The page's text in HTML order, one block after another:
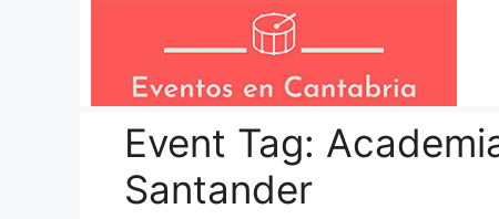
Event Tag:
Santander